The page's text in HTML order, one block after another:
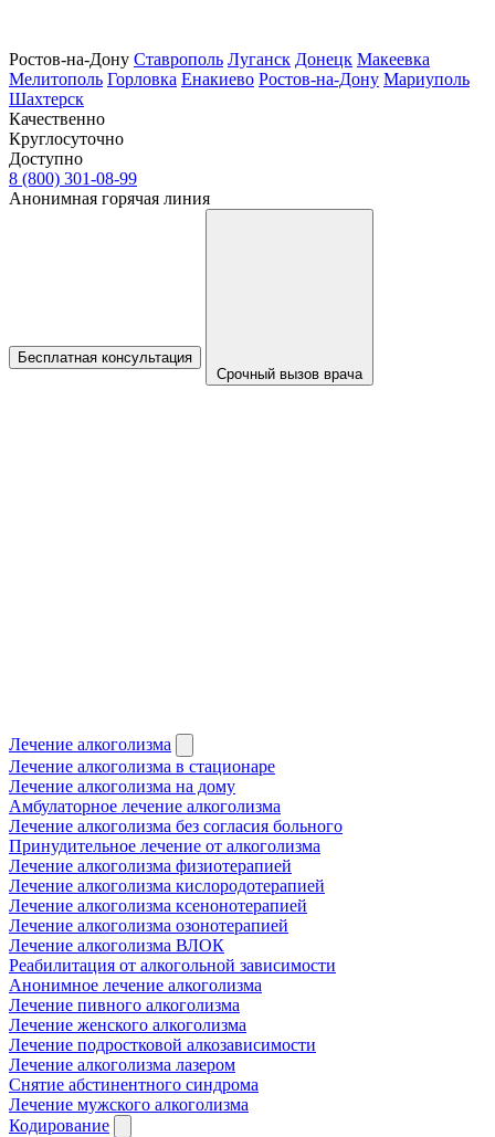
Ростов-на-Дону Ставрополь Луганск Донецк Макеевка
Мелитополь Горловка Енакиево Ростов-на-Дону Мариуполь
Шахтерск
Качественно
Круглосуточно
Доступно
8 (800) 301-08-99
Анонимная горячая линия
Бесплатная консультация
Срочный вызов врача
Лечение алкоголизма
Лечение алкоголизма в стационаре
Лечение алкоголизма на дому
Амбулаторное лечение алкоголизма
Лечение алкоголизма без согласия больного
Принудительное лечение от алкоголизма
Лечение алкоголизма физиотерапией
Лечение алкоголизма кислородотерапией
Лечение алкоголизма ксенонотерапией
Лечение алкоголизма озонотерапией
Лечение алкоголизма ВЛОК
Реабилитация от алкогольной зависимости
Анонимное лечение алкоголизма
Лечение пивного алкоголизма
Лечение женского алкоголизма
Лечение подростковой алкозависимости
Лечение алкоголизма лазером
Снятие абстинентного синдрома
Лечение мужского алкоголизма
Кодирование